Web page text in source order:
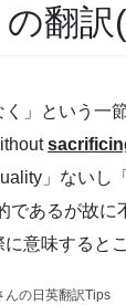
の翻
く」という一
」ないし
であるが故
意味すると
んの日英翻訳Tips